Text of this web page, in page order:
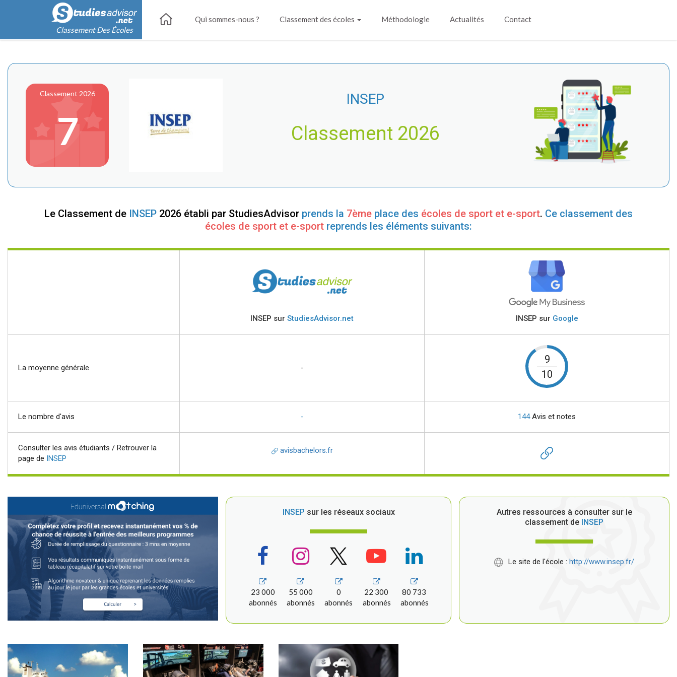
Classement Des Écoles
Qui sommes-nous ? Classement des écoles Méthodologie Actualités Contact
Classement 2026
7
INSEP
Classement 2026
Le Classement de INSEP 2026 établi par StudiesAdvisor prends la 7ème place des écoles de sport et e-sport. Ce classement des
écoles de sport et e-sport reprends les éléments suivants:
INSEP sur StudiesAdvisor.net INSEP sur Google
La moyenne générale -
9
10
Le nombre d'avis - 144Avis et notes
Consulter les avis étudiants / Retrouver la
page de
INSEP
avisbachelors.fr
INSEP sur les réseaux sociaux
23 000
abonnés
55 000
abonnés
0
abonnés
22 300
abonnés
80 733
abonnés
Autres ressources à consulter sur le
classement de INSEP
Le site de l'école : http://www.insep.fr/